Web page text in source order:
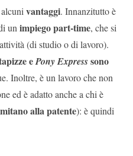
vantaggi. Innanzitutto è
un impiego part-time, che si
(di studio o di lavoro).
ePony Expresssono
Inoltre, è un lavoro che non
ed è adatto anche a chi è
alla patente): è quindi